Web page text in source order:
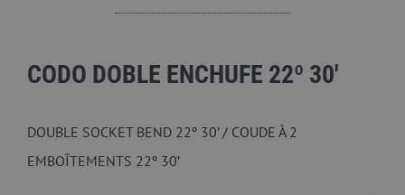
CODO DOBLE ENCHUFE 22º 30′
DOUBLE SOCKET BEND 22º 30’ / COUDE À 2
EMBOÎTEMENTS 22º 30’